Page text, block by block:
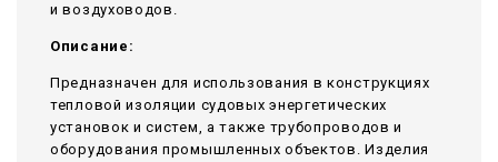
и воздуховодов.
Описание:
Предназначен для использования в конструкциях
тепловой изоляции судовых энергетических
установок и систем, а также трубопроводов и
оборудования промышленных объектов. Изделия